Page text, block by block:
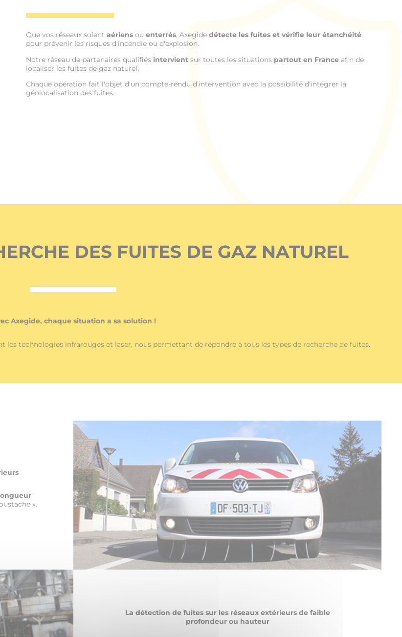
Que vos réseaux soient aériensou enterrés, Axegide détecte les fuites et vérifie leur étanchéité
pour prévenir les risques d'incendie ou d'explosion.
Notre réseau de partenaires qualifiés intervientsur toutes les situations partout en Franceafin de
localiser les fuites de gaz naturel.
Chaque opération fait l'objet d'un compte-rendu d'intervention avec la possibilité d'intégrer la
géolocalisation des fuites.
DES FUITES DE GAZ NATUREL
Axegide, chaque situation a sa solution !
technologies infrarouges et laser, nous permettant de répondre à tous les types de recherche de fuites.
».
La détection de fuites sur les réseaux extérieurs de faible
profondeur ou hauteur